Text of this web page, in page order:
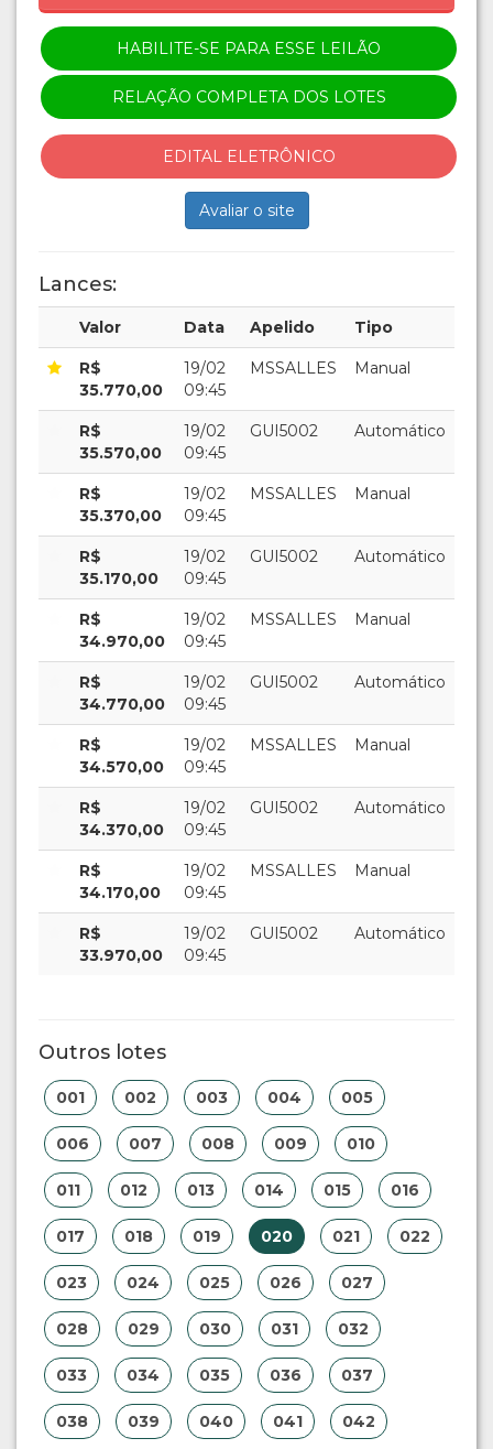
HABILITE-SE PARA ESSE LEILÃO
RELAÇÃO COMPLETA DOS LOTES
EDITAL ELETRÔNICO
Avaliar o site
Lances:
Valor Data Apelido Tipo
R$
35.770,00
19/02
09:45
MSSALLES Manual
R$
35.570,00
19/02
09:45
GUI5002 Automático
R$
35.370,00
19/02
09:45
MSSALLES Manual
R$
35.170,00
19/02
09:45
GUI5002 Automático
R$
34.970,00
19/02
09:45
MSSALLES Manual
R$
34.770,00
19/02
09:45
GUI5002 Automático
R$
34.570,00
19/02
09:45
MSSALLES Manual
R$
34.370,00
19/02
09:45
GUI5002 Automático
R$
34.170,00
19/02
09:45
MSSALLES Manual
R$
33.970,00
19/02
09:45
GUI5002 Automático
Outros lotes
001 002 003 004 005
006 007 008 009 010
011 012 013 014 015 016
017 018 019 020 021 022
023 024 025 026 027
028 029 030 031 032
033 034 035 036 037
038 039 040 041 042